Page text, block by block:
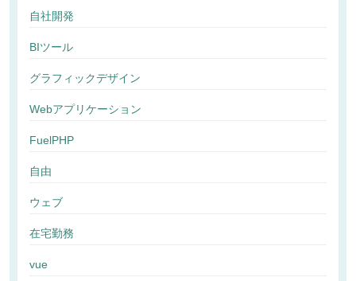
自社開発
BIツール
グラフィックデザイン
Webアプリケーション
FuelPHP
自由
ウェブ
在宅勤務
vue